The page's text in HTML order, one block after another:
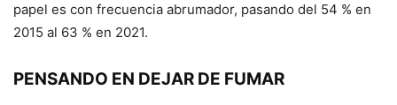
papel es con frecuencia abrumador, pasando del 54 % en
2015 al 63 % en 2021.
PENSANDO EN DEJAR DE FUMAR